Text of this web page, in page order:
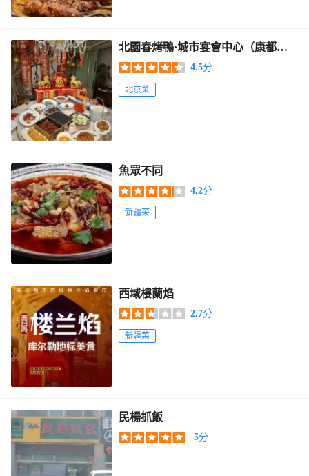
北園春烤鴨·城市宴會中心（康都世
紀花園店）
4.5分
北京菜
魚眾不同
4.2分
新疆菜
西域樓蘭焰
2.7分
新疆菜
民楊抓飯
5分